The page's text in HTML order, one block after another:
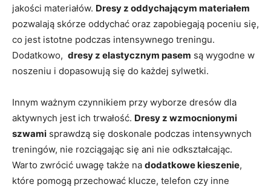
jakości materiałów. Dresy z ‍oddychającym materiałem
pozwalają ​skórze oddychać oraz zapobiegają poceniu się,
co jest ⁣istotne podczas intensywnego treningu.⁢
Dodatkowo, ​ dresy z ‍elastycznym pasem są wygodne ‌w
‍noszeniu ​i dopasowują się do każdej sylwetki.
Innym ważnym czynnikiem przy wyborze ‍dresów dla
aktywnych jest ‌ich trwałość. Dresy‌ z wzmocnionymi
szwami sprawdzą​ się doskonale ‌podczas‌ intensywnych
treningów, ⁢nie rozciągając się ani nie odkształcając.
Warto zwrócić uwagę także⁢ na dodatkowe ⁢kieszenie,
które pomogą ⁣przechować klucze, telefon czy ⁢inne